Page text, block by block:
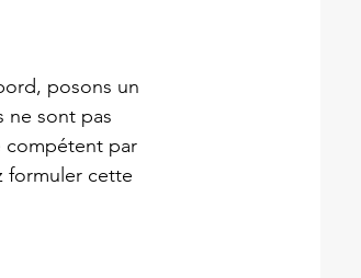
posons un
ne sont pas
compétent par
formuler cette